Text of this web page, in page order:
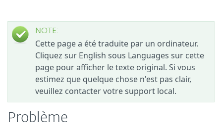
NOTE:
Cette page a été traduite par un ordinateur.
Cliquez sur English sous Languages sur cette
page pour afficher le texte original. Si vous
estimez que quelque chose n'est pas clair,
veuillez contacter votre support local.
Problème